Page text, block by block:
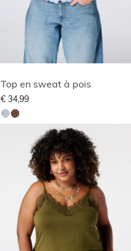
Top en sweat à pois
€ 34,99